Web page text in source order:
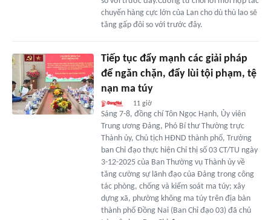
chuyến hàng cực lớn của Lan cho dù thù lao sẽ
tăng gấp đôi so với trước đây.
Tiếp tục đẩy mạnh các giải pháp
để ngăn chặn, đẩy lùi tội phạm, tệ
nạn ma túy
11 giờ
Sáng 7-8, đồng chí Tôn Ngọc Hạnh, Ủy viên
Trung ương Đảng, Phó Bí thư Thường trực
Thành ủy, Chủ tịch HĐND thành phố, Trưởng
ban Chỉ đạo thực hiện Chỉ thị số 03 CT/TU ngày
3-12-2025 của Ban Thường vụ Thành ủy về
tăng cường sự lãnh đạo của Đảng trong công
tác phòng, chống và kiểm soát ma túy; xây
dựng xã, phường không ma túy trên địa bàn
thành phố Đồng Nai (Ban Chỉ đạo 03) đã chủ